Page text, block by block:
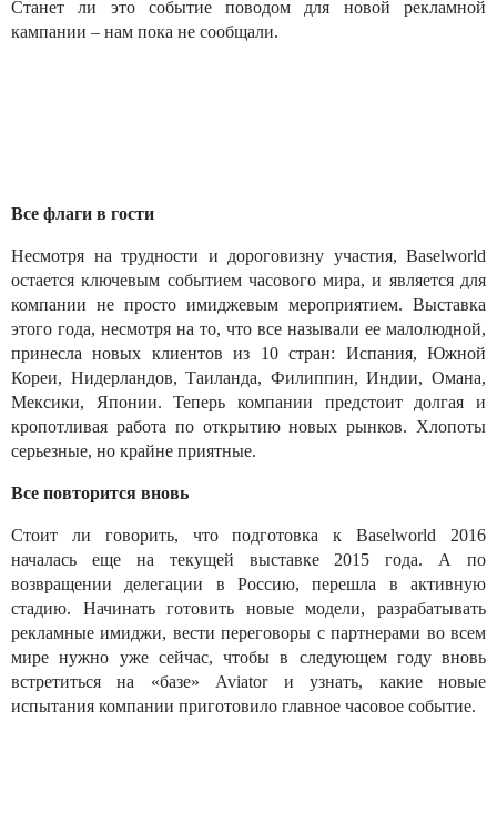
Станет ли это событие поводом для новой рекламной
кампании – нам пока не сообщали.
Все флаги в гости
Несмотря на трудности и дороговизну участия, Baselworld
остается ключевым событием часового мира, и является для
компании не просто имиджевым мероприятием. Выставка
этого года, несмотря на то, что все называли ее малолюдной,
принесла новых клиентов из 10 стран: Испания, Южной
Кореи, Нидерландов, Таиланда, Филиппин, Индии, Омана,
Мексики, Японии. Теперь компании предстоит долгая и
кропотливая работа по открытию новых рынков. Хлопоты
серьезные, но крайне приятные.
Все повторится вновь
Стоит ли говорить, что подготовка к Baselworld 2016
началась еще на текущей выставке 2015 года. А по
возвращении делегации в Россию, перешла в активную
стадию. Начинать готовить новые модели, разрабатывать
рекламные имиджи, вести переговоры с партнерами во всем
мире нужно уже сейчас, чтобы в следующем году вновь
встретиться на «базе» Aviator и узнать, какие новые
испытания компании приготовило главное часовое событие.